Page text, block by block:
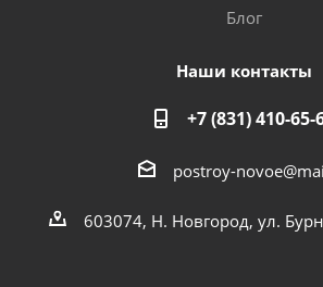
Блог
Наши контакты
+7 (831) 410-65-
postroy-
603074, Н. Новгород, ул.